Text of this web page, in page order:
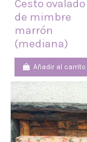
Cesto ovalado
de mimbre
marrón
(mediana)
Añadir al carrito